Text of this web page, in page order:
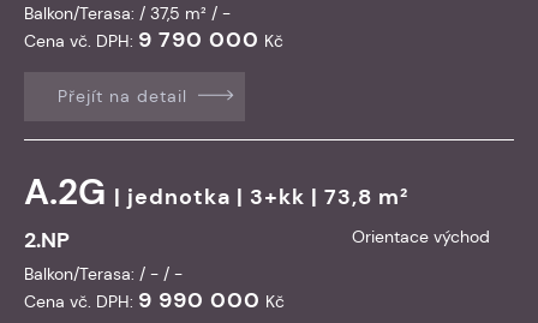
Balkon/Terasa: / 37,5 m² / -
Cena vč. DPH: 9 790 000 Kč
Přejít na detail
A.2G | jednotka | 3+kk | 73,8 m²
2.NP
Orientace východ
Balkon/Terasa: / - / -
Cena vč. DPH: 9 990 000 Kč